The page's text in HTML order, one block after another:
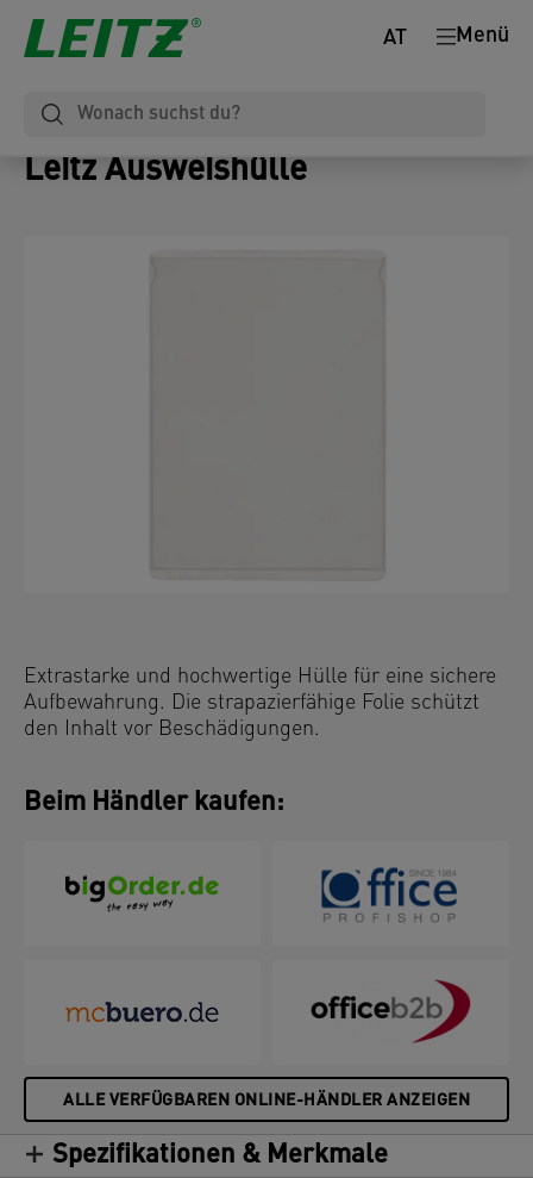
Menü
AT
Leitz Ausweishülle
Extrastarke und hochwertige Hülle für eine sichere
Aufbewahrung. Die strapazierfähige Folie schützt
den Inhalt vor Beschädigungen.
Beim Händler kaufen:
ALLE VERFÜGBAREN ONLINE-HÄNDLER ANZEIGEN
Spezifikationen & Merkmale